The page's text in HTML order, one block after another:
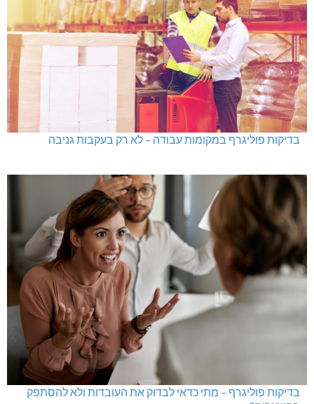
בדיקות פוליגרף במקומות עבודה – לא רק בעקבות גניבה
בדיקות פוליגרף – מתי כדאי לבדוק את העובדות ולא להסתפק